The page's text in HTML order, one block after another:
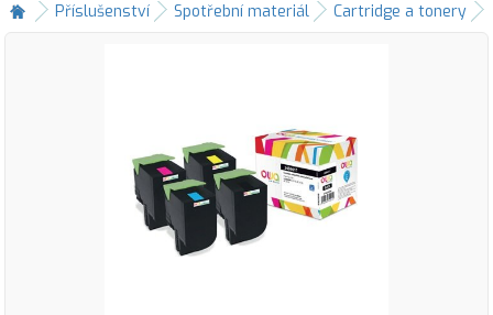
Příslušenství Spotřební materiál Cartridge a tonery